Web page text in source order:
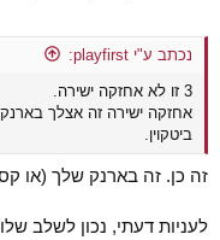
נכתב ע"י playfirst:
3 זו לא אחזקה ישירה.
אחזקה ישירה זה אצלך בארנק
ביטקוין.
זה כן. זה בארנק שלך (או
לעניות דעתי, נכון לשלב